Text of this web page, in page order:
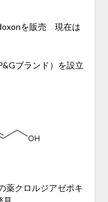
を販売 現在は
ブランド）を設立
薬クロルジアゼポキ